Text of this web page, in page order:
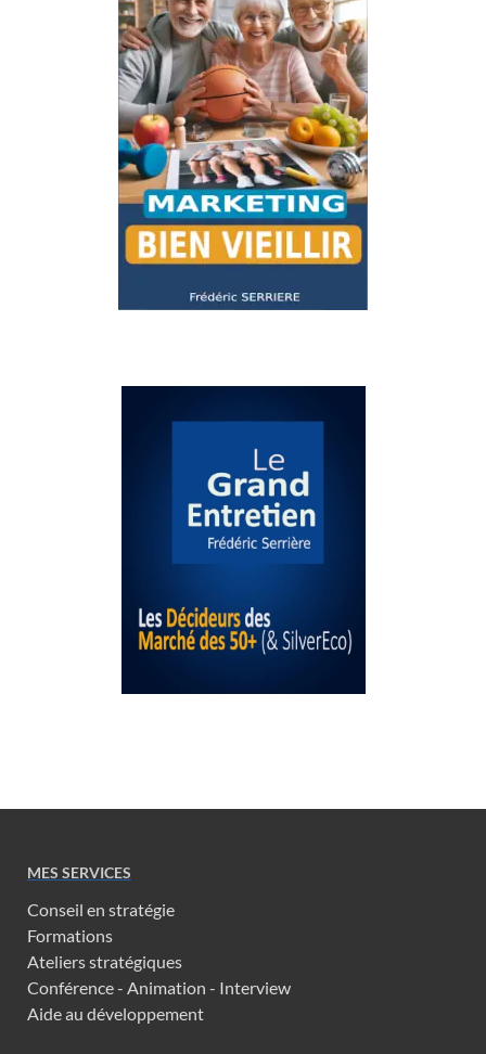
MES SERVICES
Conseil en stratégie
Formations
Ateliers stratégiques
Conférence - Animation - Interview
Aide au développement